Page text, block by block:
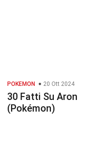
POKEMON 20 Ott 2024
30 Fatti Su Aron
(Pokémon)